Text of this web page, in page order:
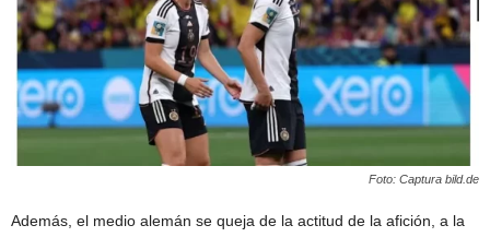
Foto: Captura bild.de
Además, el medio alemán se queja de la actitud de la afición, a la